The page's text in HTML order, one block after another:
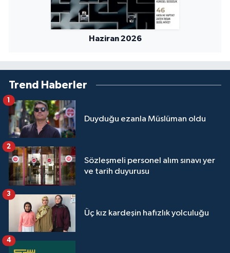
Haziran 2026
Trend Haberler
Duyduğu ezanla Müslüman oldu
1
Sözleşmeli personel alım sınavı yer
ve tarih duyurusu
2
Üç kız kardeşin hafızlık yolculuğu
3
4
Sinop Müftülüğü
Sivas Müftülüğü
Şırnak Müftülüğü
Tekirdağ Müftülüğü
Trabzon Müftülüğü
Tunceli Müftülüğü
Uşak Müftülüğü